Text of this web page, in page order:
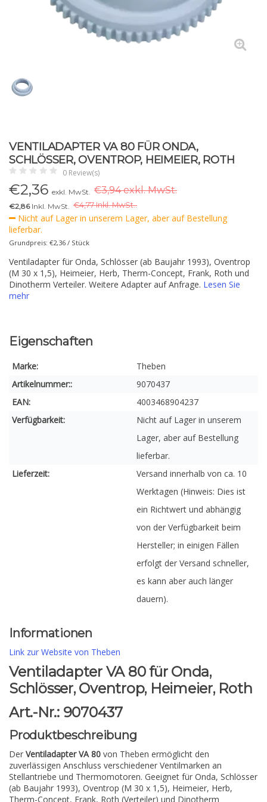
VENTILADAPTER VA 80 FÜR ONDA,
SCHLÖSSER, OVENTROP, HEIMEIER, ROTH
0 Review(s)
€2,36 exkl. MwSt. €3,94 exkl. MwSt.
€2,86Inkl. MwSt. €4,77 Inkl. MwSt..
Nicht auf Lager in unserem Lager, aber auf Bestellung
lieferbar.
Grundpreis: €2,36 / Stück
Ventiladapter für Onda, Schlösser (ab Baujahr 1993), Oventrop
(M 30 x 1,5), Heimeier, Herb, Therm-Concept, Frank, Roth und
Dinotherm Verteiler. Weitere Adapter auf Anfrage. Lesen Sie
mehr
Eigenschaften
Marke:
Theben
Artikelnummer::
9070437
EAN:
4003468904237
Verfügbarkeit:
Nicht auf Lager in unserem
Lager, aber auf Bestellung
lieferbar.
Lieferzeit:
Versand innerhalb von ca. 10
Werktagen (Hinweis: Dies ist
ein Richtwert und abhängig
von der Verfügbarkeit beim
Hersteller; in einigen Fällen
erfolgt der Versand schneller,
es kann aber auch länger
dauern).
Informationen
Link zur Website von Theben
Ventiladapter VA 80 für Onda,
Schlösser, Oventrop, Heimeier, Roth
Art.-Nr.: 9070437
Produktbeschreibung
Der Ventiladapter VA 80 von Theben ermöglicht den
zuverlässigen Anschluss verschiedener Ventilmarken an
Stellantriebe und Thermomotoren. Geeignet für Onda, Schlösser
(ab Baujahr 1993), Oventrop (M 30 x 1,5), Heimeier, Herb,
Therm-Concept, Frank, Roth (Verteiler) und Dinotherm